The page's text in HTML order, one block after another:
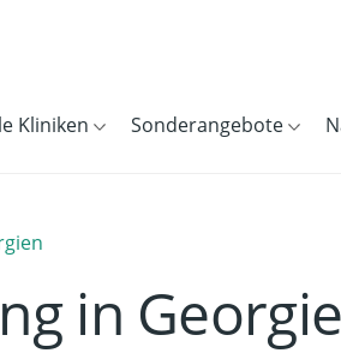
Kliniken Sonderangebote
in